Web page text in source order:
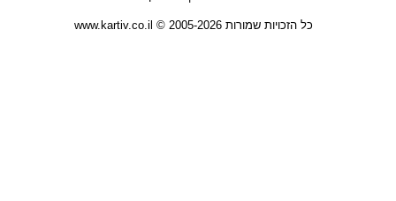
כל הזכויות שמורות 2005-2026 © www.kartiv.co.il